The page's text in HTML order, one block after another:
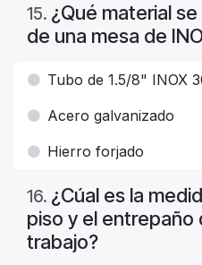
15. ¿Qué material
de una mesa de
Tubo de 1.5/8" INOX
Acero galvanizado
Hierro forjado
16. ¿Cúal es la
piso y el entrepaño
trabajo?